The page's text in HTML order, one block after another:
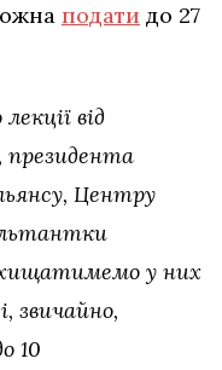
подати до 27
від
президента
Центру
у них
звичайно,
10